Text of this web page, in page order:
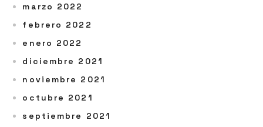
marzo 2022
febrero 2022
enero 2022
diciembre 2021
noviembre 2021
octubre 2021
septiembre 2021